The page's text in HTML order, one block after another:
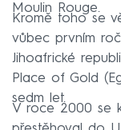
Moulin Rouge.
Kromě toho se
vůbec prvním
Jihoafrické
Place of Gold
sedm let.
V roce 2000 se